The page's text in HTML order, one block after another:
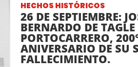
HECHOS HISTÓRICOS
26 DE SEPTIEMBRE:
BERNARDO DE
PORTOCARRERO,
ANIVERSARIO DE SU
FALLECIMIENTO.